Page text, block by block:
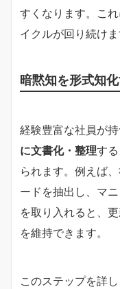
すくなります。こ
イクルが回り続けま
暗黙知を形式知
経験豊富な社員が
に文書化・整理す
られます。例えば
ードを抽出し、マ
を取り入れると、
を維持できます。
このステップを詳